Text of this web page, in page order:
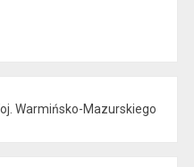
Warmińsko-Mazurskiego